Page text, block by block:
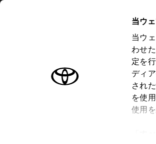
当ウ
当ウ
わせ
定を
ディ
され
を使
使用
オーナーサポート
トヨタ認定中古車
トヨタ認定中古